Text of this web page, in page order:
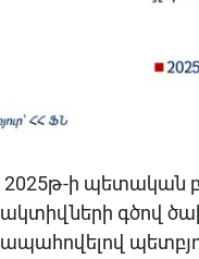
2025թ-ի պետական
ակտիվների գծով
ապահովելով